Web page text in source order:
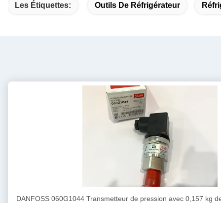
Les Étiquettes: Outils De Réfrigérateur
DANFOSS 060G1044 Transmetteur de pression avec 0,157 kg